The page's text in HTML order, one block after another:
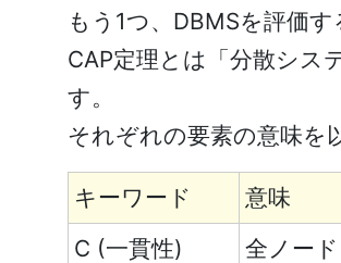
もう1つ、DBMSを評価
CAP定理とは「分散シス
す。
それぞれの要素の意味を
キーワード
意味
C (一貫性)
全ノー